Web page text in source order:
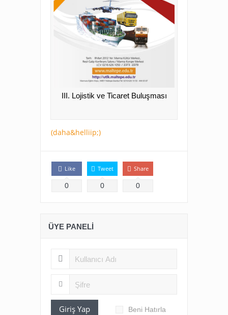
III. Lojistik ve Ticaret Buluşması
(daha&helliip;)
Like
0
Tweet
0
Share
0
ÜYE PANELI
Giriş Yap Beni Hatırla